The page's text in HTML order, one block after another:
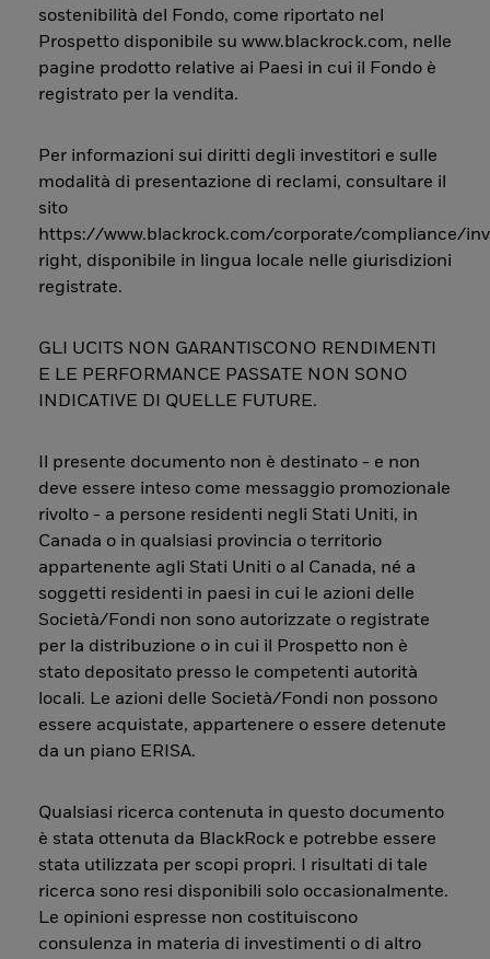
sostenibilità del Fondo, come riportato nel
Prospetto disponibile su www.blackrock.com, nelle
pagine prodotto relative ai Paesi in cui il Fondo è
registrato per la vendita.
Per informazioni sui diritti degli investitori e sulle
modalità di presentazione di reclami, consultare il
sito
https://www.blackrock.com/corporate/compliance/
right, disponibile in lingua locale nelle giurisdizioni
registrate.
GLI UCITS NON GARANTISCONO RENDIMENTI
E LE PERFORMANCE PASSATE NON SONO
INDICATIVE DI QUELLE FUTURE.
Il presente documento non è destinato - e non
deve essere inteso come messaggio promozionale
rivolto - a persone residenti negli Stati Uniti, in
Canada o in qualsiasi provincia o territorio
appartenente agli Stati Uniti o al Canada, né a
soggetti residenti in paesi in cui le azioni delle
Società/Fondi non sono autorizzate o registrate
per la distribuzione o in cui il Prospetto non è
stato depositato presso le competenti autorità
locali. Le azioni delle Società/Fondi non possono
essere acquistate, appartenere o essere detenute
da un piano ERISA.
Qualsiasi ricerca contenuta in questo documento
è stata ottenuta da BlackRock e potrebbe essere
stata utilizzata per scopi propri. I risultati di tale
ricerca sono resi disponibili solo occasionalmente.
Le opinioni espresse non costituiscono
consulenza in materia di investimenti o di altro